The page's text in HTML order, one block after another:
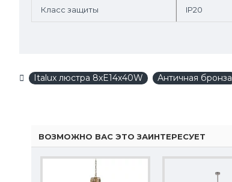
Класс защиты IP20
Italux люстра 8xE14x40W Античная бронза
ВОЗМОЖНО ВАС ЭТО ЗАИНТЕРЕСУЕТ